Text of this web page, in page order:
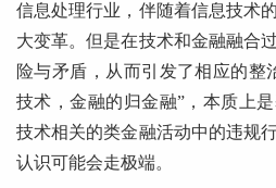
信息处理行业，伴随着信息技术
大变革。但是在技术和金融融合
险与矛盾，从而引发了相应的整
技术，金融的归金融”，本质上
技术相关的类金融活动中的违规
认识可能会走极端。